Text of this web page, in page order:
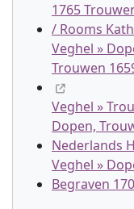
1765
/ Rooms
Veghel »
Trouwen
Veghel »
Dopen,
Nederlands
Veghel »
Begraven